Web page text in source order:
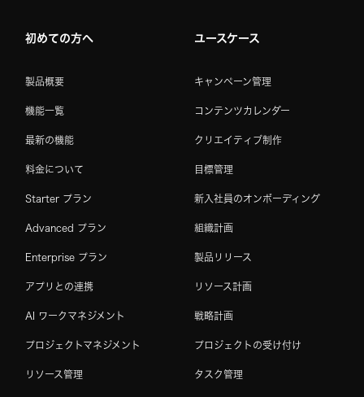
初めての方へ
製品概要
機能一覧
最新の機能
料金について
Starter プラン
Advanced プラン
Enterprise プラン
アプリとの連携
AI ワークマネジメント
プロジェクトマネジメント
リソース管理
ユースケース
キャンペーン管理
コンテンツカレンダー
クリエイティブ制作
目標管理
新入社員のオンボーディング
組織計画
製品リリース
リソース計画
戦略計画
プロジェクトの受け付け
タスク管理